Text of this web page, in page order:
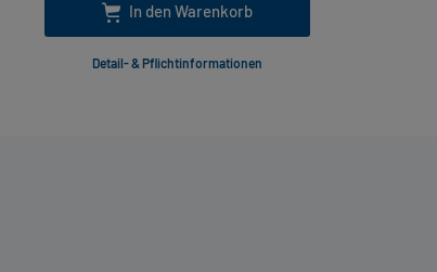
In den Warenkorb
Detail- & Pflichtinformationen